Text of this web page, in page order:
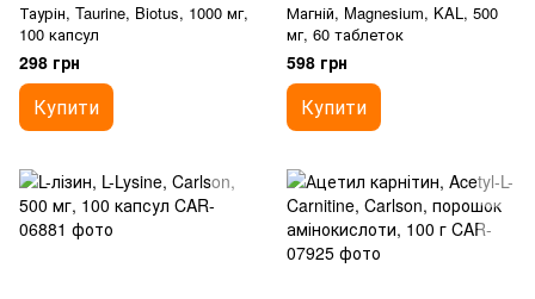
Таурін, Taurine, Biotus, 1000 мг,
100 капсул
298 грн
Купити
Магній, Magnesium, KAL, 500
мг, 60 таблеток
598 грн
Купити